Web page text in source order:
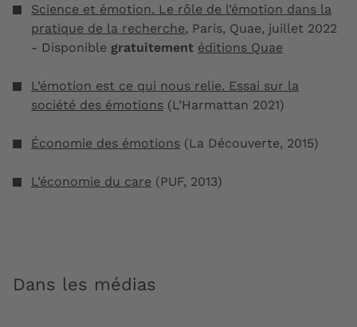
Science et émotion. Le rôle de l’émotion dans la
pratique de la recherche, Paris, Quae, juillet 2022
- Disponible gratuitement éditions Quae
L’émotion est ce qui nous relie. Essai sur la
société des émotions (L’Harmattan 2021)
Économie des émotions (La Découverte, 2015)
L’économie du care (PUF, 2013)
Dans les médias